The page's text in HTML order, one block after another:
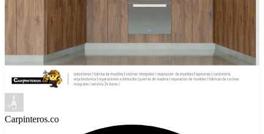
WhatsApp
Carpinteros.co